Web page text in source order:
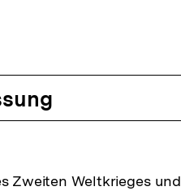
Zweiten Weltkrieges